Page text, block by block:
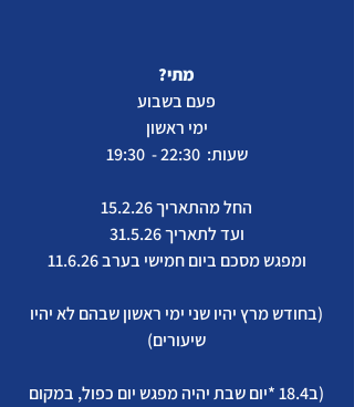
מתי?
פעם בשבוע
ימי ראשון
שעות: 22:30 - 19:30​
החל מהתאריך 15.2.26
ועד לתאריך 31.5.26
ומפגש מסכם ביום חמישי בערב 11.6.26
(בחודש מרץ יהיו שני ימי ראשון שבהם לא יהיו
שיעורים)
(ב18.4 *יום שבת יהיה מפגש יום​ כפול, במקום